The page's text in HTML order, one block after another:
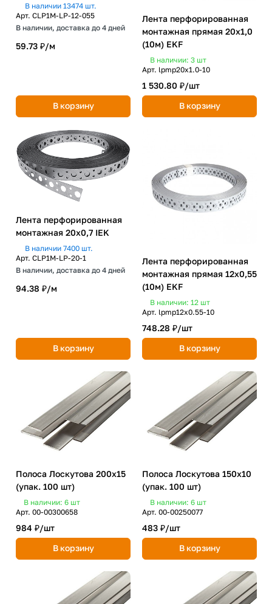
В наличии 13474 шт.
Арт. CLP1M-LP-12-055
В наличии, доставка до 4 дней
59.73 ₽/м
В корзину
Лента перфорированная
монтажная прямая 20х1,0
(10м) EKF
В наличии: 3 шт
Арт. lpmp20x1.0-10
1 530.80 ₽/шт
В корзину
Лента перфорированная
монтажная 20х0,7 IEK
В наличии 7400 шт.
Арт. CLP1M-LP-20-1
В наличии, доставка до 4 дней
94.38 ₽/м
В корзину
Лента перфорированная
монтажная прямая 12х0,55
(10м) EKF
В наличии: 12 шт
Арт. lpmp12x0.55-10
748.28 ₽/шт
В корзину
Полоса Лоскутова 200х15
(упак. 100 шт)
В наличии: 6 шт
Арт. 00-00300658
984 ₽/шт
В корзину
Полоса Лоскутова 150х10
(упак. 100 шт)
В наличии: 6 шт
Арт. 00-00250077
483 ₽/шт
В корзину